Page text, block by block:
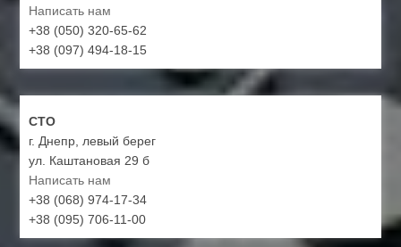
Написать нам
+38 (050) 320-65-62
+38 (097) 494-18-15
СТО
г. Днепр, левый берег
ул. Каштановая 29 б
Написать нам
+38 (068) 974-17-34
+38 (095) 706-11-00